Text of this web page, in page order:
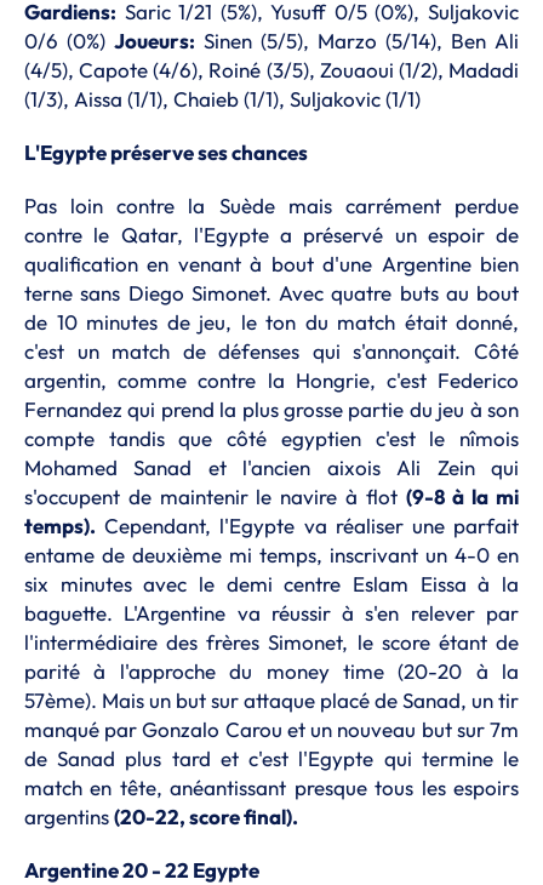
Gardiens: Saric 1/21 (5%), Yusuff 0/5 (0%), Suljakovic
0/6 (0%) Joueurs: Sinen (5/5), Marzo (5/14), Ben Ali
(4/5), Capote (4/6), Roiné (3/5), Zouaoui (1/2), Madadi
(1/3), Aissa (1/1), Chaieb (1/1), Suljakovic (1/1)
L'Egypte préserve ses chances
Pas loin contre la Suède mais carrément perdue
contre le Qatar, l'Egypte a préservé un espoir de
qualification en venant à bout d'une Argentine bien
terne sans Diego Simonet. Avec quatre buts au bout
de 10 minutes de jeu, le ton du match était donné,
c'est un match de défenses qui s'annonçait. Côté
argentin, comme contre la Hongrie, c'est Federico
Fernandez qui prend la plus grosse partie du jeu à son
compte tandis que côté egyptien c'est le nîmois
Mohamed Sanad et l'ancien aixois Ali Zein qui
s'occupent de maintenir le navire à flot (9-8 à la mi
temps). Cependant, l'Egypte va réaliser une parfait
entame de deuxième mi temps, inscrivant un 4-0 en
six minutes avec le demi centre Eslam Eissa à la
baguette. L'Argentine va réussir à s'en relever par
l'intermédiaire des frères Simonet, le score étant de
parité à l'approche du money time (20-20 à la
57ème). Mais un but sur attaque placé de Sanad, un tir
manqué par Gonzalo Carou et un nouveau but sur 7m
de Sanad plus tard et c'est l'Egypte qui termine le
match en tête, anéantissant presque tous les espoirs
argentins(20-22, score final).
Argentine 20 - 22 Egypte